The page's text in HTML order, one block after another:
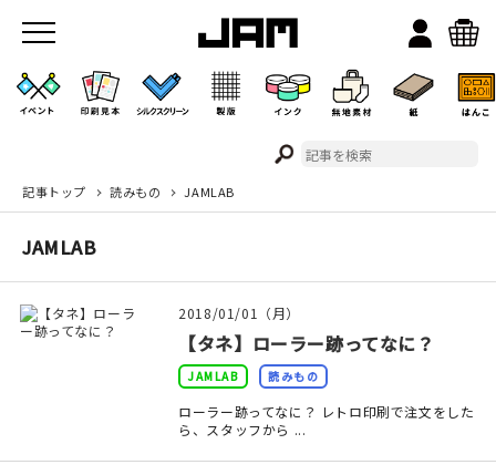
JAMのこと
イベント
記事トップ 読みもの JAMLAB
JAMLAB
2018/01/01（月）
【タネ】ローラー跡ってなに？
JAMLAB 読みもの
ローラー跡ってなに？ レトロ印刷で注文をした
ら、スタッフから ...